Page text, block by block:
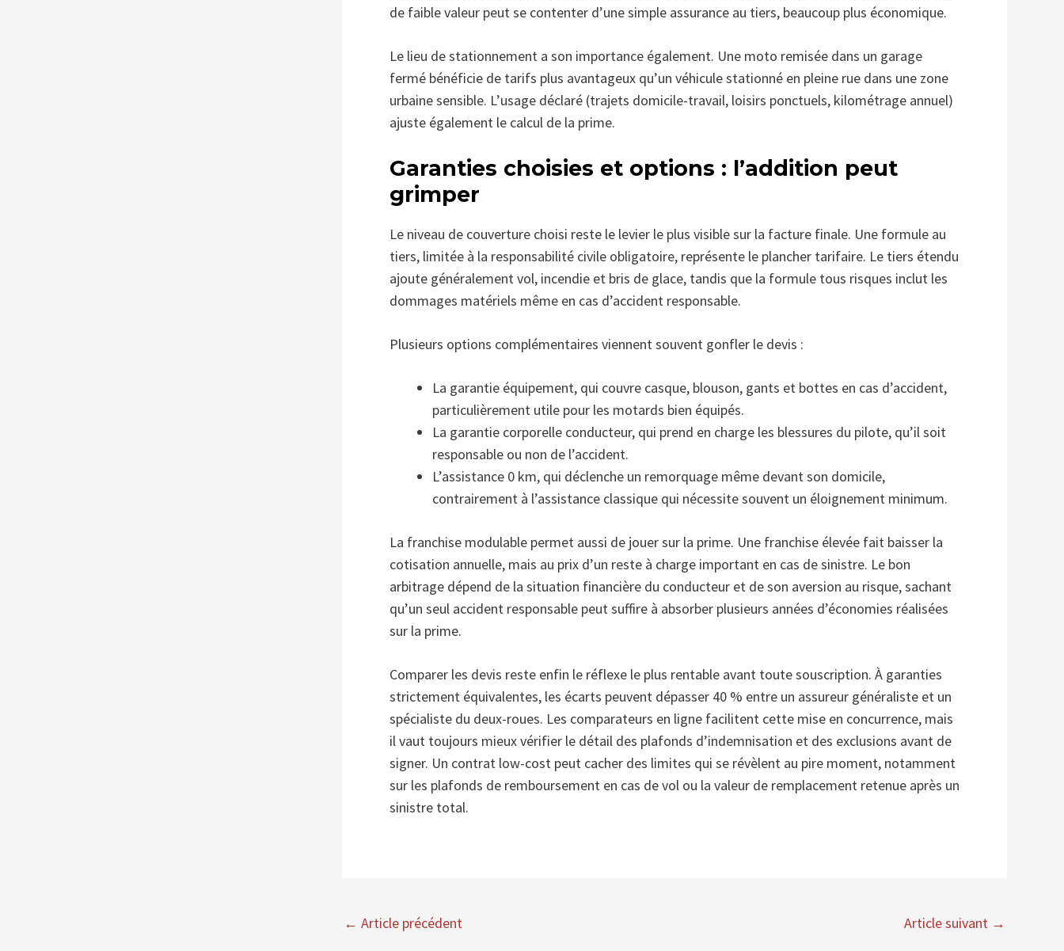
de faible valeur peut se contenter d’une simple assurance au tiers, beaucoup plus économique.
Le lieu de stationnement a son importance également. Une moto remisée dans un garage
fermé bénéficie de tarifs plus avantageux qu’un véhicule stationné en pleine rue dans une zone
urbaine sensible. L’usage déclaré (trajets domicile-travail, loisirs ponctuels, kilométrage annuel)
ajuste également le calcul de la prime.
Garanties choisies et options : l’addition peut
grimper
Le niveau de couverture choisi reste le levier le plus visible sur la facture finale. Une formule au
tiers, limitée à la responsabilité civile obligatoire, représente le plancher tarifaire. Le tiers étendu
ajoute généralement vol, incendie et bris de glace, tandis que la formule tous risques inclut les
dommages matériels même en cas d’accident responsable.
Plusieurs options complémentaires viennent souvent gonfler le devis :
La garantie équipement, qui couvre casque, blouson, gants et bottes en cas d’accident,
particulièrement utile pour les motards bien équipés.
La garantie corporelle conducteur, qui prend en charge les blessures du pilote, qu’il soit
responsable ou non de l’accident.
L’assistance 0 km, qui déclenche un remorquage même devant son domicile,
contrairement à l’assistance classique qui nécessite souvent un éloignement minimum.
La franchise modulable permet aussi de jouer sur la prime. Une franchise élevée fait baisser la
cotisation annuelle, mais au prix d’un reste à charge important en cas de sinistre. Le bon
arbitrage dépend de la situation financière du conducteur et de son aversion au risque, sachant
qu’un seul accident responsable peut suffire à absorber plusieurs années d’économies réalisées
sur la prime.
Comparer les devis reste enfin le réflexe le plus rentable avant toute souscription. À garanties
strictement équivalentes, les écarts peuvent dépasser 40 % entre un assureur généraliste et un
spécialiste du deux-roues. Les comparateurs en ligne facilitent cette mise en concurrence, mais
il vaut toujours mieux vérifier le détail des plafonds d’indemnisation et des exclusions avant de
signer. Un contrat low-cost peut cacher des limites qui se révèlent au pire moment, notamment
sur les plafonds de remboursement en cas de vol ou la valeur de remplacement retenue après un
sinistre total.
← Article précédent Article suivant →